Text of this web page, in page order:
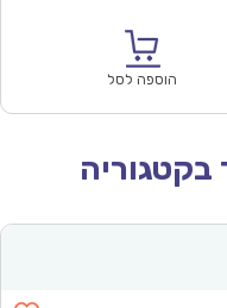
הוספה לסל
בקטגוריה